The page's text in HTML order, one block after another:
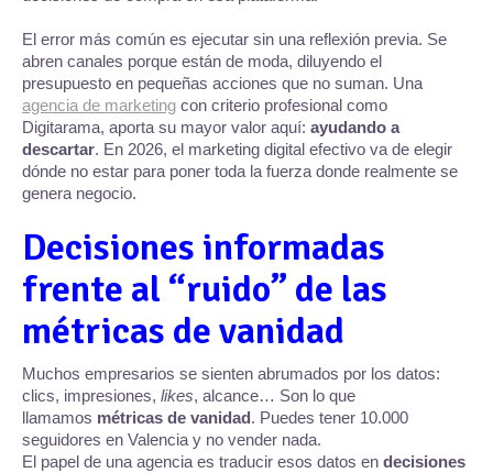
El error más común es ejecutar sin una reflexión previa. Se
abren canales porque están de moda, diluyendo el
presupuesto en pequeñas acciones que no suman. Una
agencia de marketing con criterio profesional como
Digitarama, aporta su mayor valor aquí: ayudando a
descartar. En 2026, el marketing digital efectivo va de elegir
dónde no estar para poner toda la fuerza donde realmente se
genera negocio.
Decisiones informadas
frente al “ruido” de las
métricas de vanidad
Muchos empresarios se sienten abrumados por los datos:
clics, impresiones, likes, alcance… Son lo que
llamamos métricas de vanidad. Puedes tener 10.000
seguidores en Valencia y no vender nada.
El papel de una agencia es traducir esos datos en decisiones